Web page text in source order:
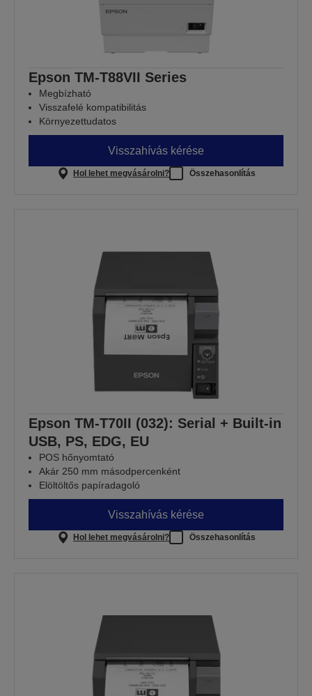
Epson TM-T88VII Series
Megbízható
Visszafelé kompatibilitás
Környezettudatos
Visszahívás kérése
Hol lehet megvásárolni? Összehasonlítás
Epson TM-T70II (032): Serial + Built-in
USB, PS, EDG, EU
POS hőnyomtató
Akár 250 mm másodpercenként
Elöltöltős papíradagoló
Visszahívás kérése
Hol lehet megvásárolni? Összehasonlítás